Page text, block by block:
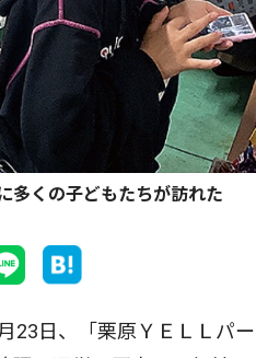
多くの子どもたちが訪れた
日、「栗原ＹＥＬＬパ